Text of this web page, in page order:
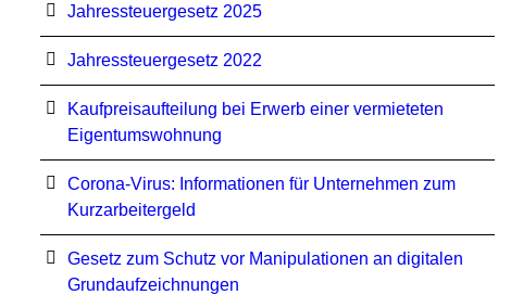
Jahressteuergesetz 2025
Jahressteuergesetz 2022
Kaufpreisaufteilung bei Erwerb einer vermieteten
Eigentumswohnung
Corona-Virus: Informationen für Unternehmen zum
Kurzarbeitergeld
Ge­setz zum Schutz vor Ma­ni­pu­la­tio­nen an di­gi­ta­len
Grund­auf­zeich­nun­gen